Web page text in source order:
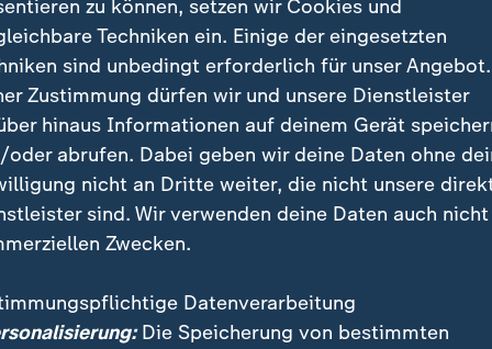
die Rahmenbedingungen
Ich wünsche ihr alles
Weiss
erklärte: "Lisa hat den Damenbasketball in
Jahren wachgeküsst. Sie hat eine
großer Dank. Wir kümmern uns nun zeitnah um die
zu können, setzen wir Cookies und
Techniken ein. Einige der eingesetzten
sind unbedingt erforderlich für unser
Zustimmung dürfen wir und unsere Dienstleister
hinaus Informationen auf deinem Gerät
oder abrufen. Dabei geben wir deine Daten ohne
nicht an Dritte weiter, die nicht unsere
sind. Wir verwenden deine Daten auch nicht
Zwecken.
Datenverarbeitung
Die Speicherung von bestimmten